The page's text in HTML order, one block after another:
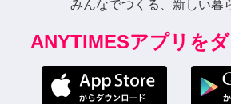
みんなでつくる、新しい暮
ANYTIMESアプリを